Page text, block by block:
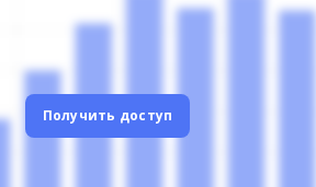
Получить доступ